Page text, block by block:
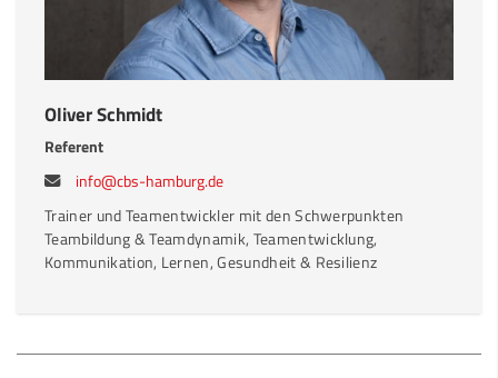
Oliver Schmidt
Referent
info@cbs-hamburg.de
Trainer und Teamentwickler mit den Schwerpunkten
Teambildung & Teamdynamik, Teamentwicklung,
Kommunikation, Lernen, Gesundheit & Resilienz